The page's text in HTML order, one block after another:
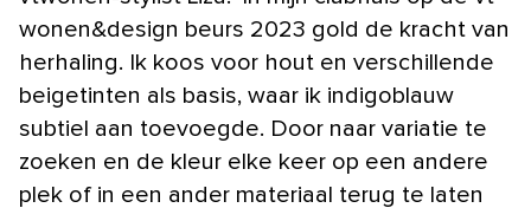
wonen&design beurs 2023 gold de kracht van
herhaling. Ik koos voor hout en verschillende
beigetinten als basis, waar ik indigoblauw
subtiel aan toevoegde. Door naar variatie te
zoeken en de kleur elke keer op een andere
plek of in een ander materiaal terug te laten